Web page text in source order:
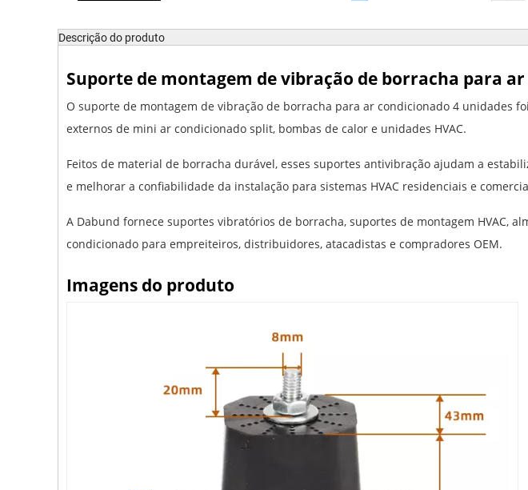
Descrição do produto
Suporte de montagem de vibração de borracha para
O suporte de montagem de vibração de borracha para ar condicionado 4 unidades
externos de mini ar condicionado split, bombas de calor e unidades HVAC.
Feitos de material de borracha durável, esses suportes antivibração ajudam a
e melhorar a confiabilidade da instalação para sistemas HVAC residenciais e
A Dabund fornece suportes vibratórios de borracha, suportes de montagem HVAC,
condicionado para empreiteiros, distribuidores, atacadistas e compradores OEM.
Imagens do produto